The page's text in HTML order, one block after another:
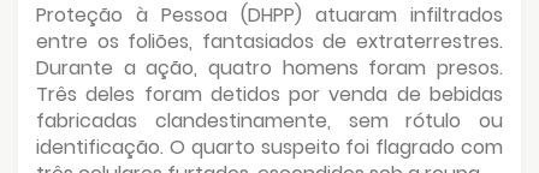
Proteção à Pessoa (DHPP) atuaram infiltrados
entre os foliões, fantasiados de extraterrestres.
Durante a ação, quatro homens foram presos.
Três deles foram detidos por venda de bebidas
fabricadas clandestinamente, sem rótulo ou
identificação. O quarto suspeito foi flagrado com